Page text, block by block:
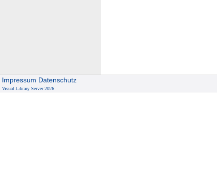
Impressum Datenschutz
Visual Library Server 2026